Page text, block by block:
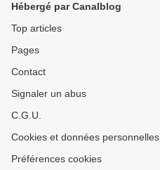
Hébergé par Canalblog
Top articles
Pages
Contact
Signaler un abus
C.G.U.
Cookies et données personnelles
Préférences cookies